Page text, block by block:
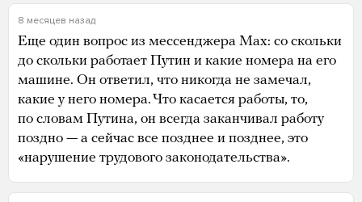
8 месяцев назад
Еще один вопрос из мессенджера Max: со скольки
до скольки работает Путин и какие номера на его
машине. Он ответил, что никогда не замечал,
какие у него номера. Что касается работы, то,
по словам Путина, он всегда заканчивал работу
поздно — а сейчас все позднее и позднее, это
«нарушение трудового законодательства».